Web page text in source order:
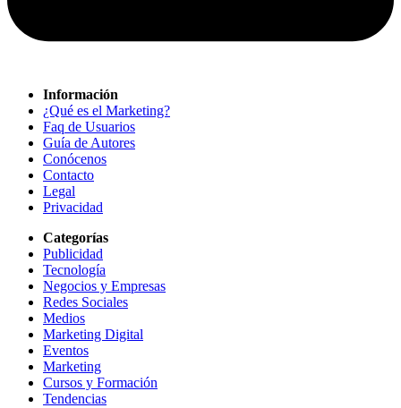
Información
¿Qué es el Marketing?
Faq de Usuarios
Guía de Autores
Conócenos
Contacto
Legal
Privacidad
Categorías
Publicidad
Tecnología
Negocios y Empresas
Redes Sociales
Medios
Marketing Digital
Eventos
Marketing
Cursos y Formación
Tendencias